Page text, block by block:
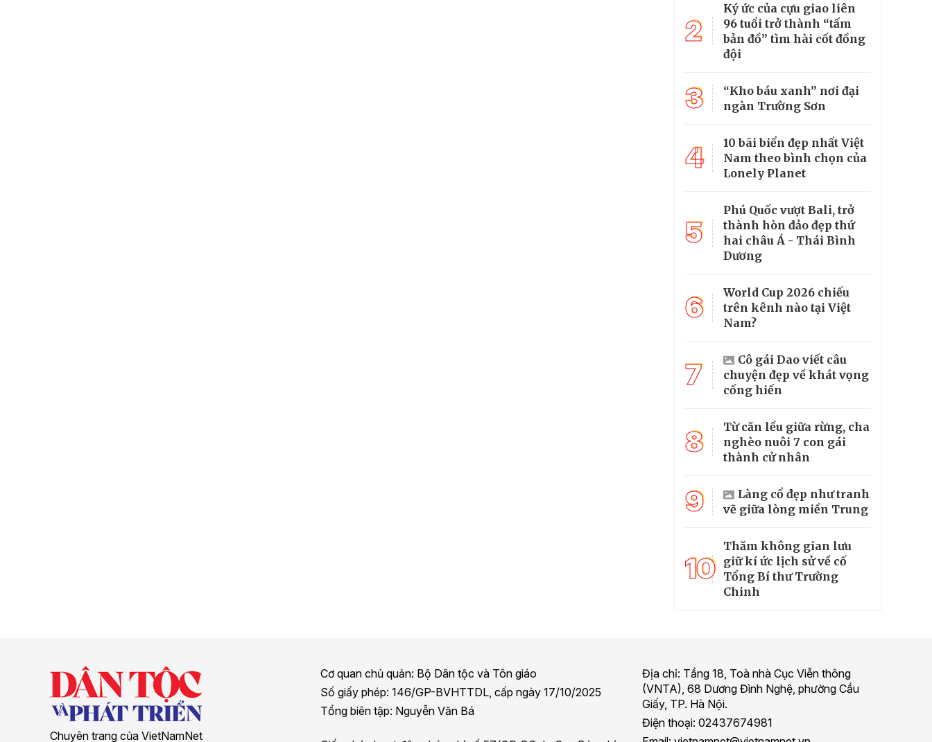
2
Ký ức của cựu giao liên
96 tuổi trở thành “tấm
bản đồ” tìm hài cốt đồng
đội
3
“Kho báu xanh” nơi đại
ngàn Trường Sơn
4
10 bãi biển đẹp nhất Việt
Nam theo bình chọn của
Lonely Planet
5
Phú Quốc vượt Bali, trở
thành hòn đảo đẹp thứ
hai châu Á - Thái Bình
Dương
6
World Cup 2026 chiếu
trên kênh nào tại Việt
Nam?
7
Cô gái Dao viết câu
chuyện đẹp về khát vọng
cống hiến
8
Từ căn lều giữa rừng, cha
nghèo nuôi 7 con gái
thành cử nhân
9
Làng cổ đẹp như tranh
vẽ giữa lòng miền Trung
10
Thăm không gian lưu
giữ kí ức lịch sử về cố
Tổng Bí thư Trường
Chinh
Chuyên trang của VietNamNet
Cơ quan chủ quản: Bộ Dân tộc và Tôn giáo
Số giấy phép: 146/GP-BVHTTDL, cấp ngày 17/10/2025
Tổng biên tập: Nguyễn Văn Bá
Địa chỉ: Tầng 18, Toà nhà Cục Viễn thông
(VNTA), 68 Dương Đình Nghệ, phường Cầu
Giấy, TP. Hà Nội.
Điện thoại: 02437674981